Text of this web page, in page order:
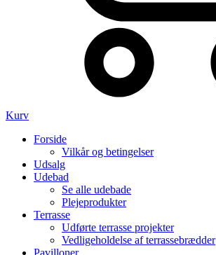
Kurv
Forside
Vilkår og betingelser
Udsalg
Udebad
Se alle udebade
Plejeprodukter
Terrasse
Udførte terrasse projekter
Vedligeholdelse af terrassebrædder